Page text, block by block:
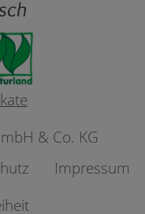
& Co. KG
Impressum